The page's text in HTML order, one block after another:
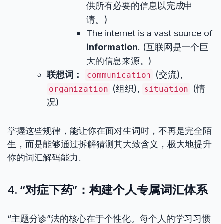
供所有必要的信息以完成申
请。)
The internet is a vast source of
information. (互联网是一个巨
大的信息来源。)
联想词：
communication (交流),
organization (组织), situation
(情
况)
掌握这些规律，能让你在面对生词时，不再是完全陌
生，而是能够通过拆解猜测其大致含义，极大地提升
你的词汇解码能力。
4. “对症下药”：构建个人专属词汇体系
“主题分诊”法的核心在于个性化。每个人的学习习惯